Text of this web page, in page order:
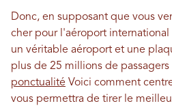
Donc, en supposant que vous
cher pour l'aéroport international
un véritable aéroport et une
plus de 25 millions de passagers
ponctualité Voici comment
vous permettra de tirer le